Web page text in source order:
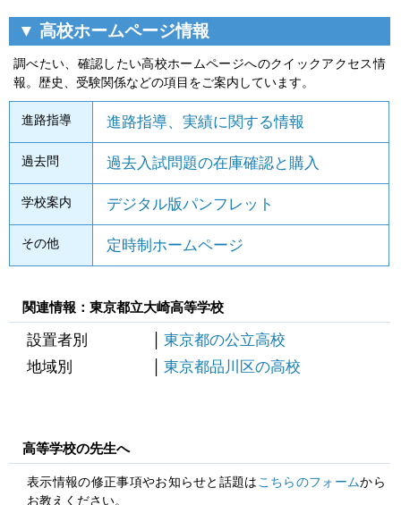
▼ 高校ホームページ情報
調べたい、確認したい高校ホームページへのクイックアクセス情
報。歴史、受験関係などの項目をご案内しています。
進路指導 進路指導、実績に関する情報
過去問 過去入試問題の在庫確認と購入
学校案内 デジタル版パンフレット
その他 定時制ホームページ
関連情報：東京都立大崎高等学校
設置者別
東京都の公立高校
地域別
東京都品川区の高校
高等学校の先生へ
表示情報の修正事項やお知らせと話題は こちらのフォームから
お教えください。